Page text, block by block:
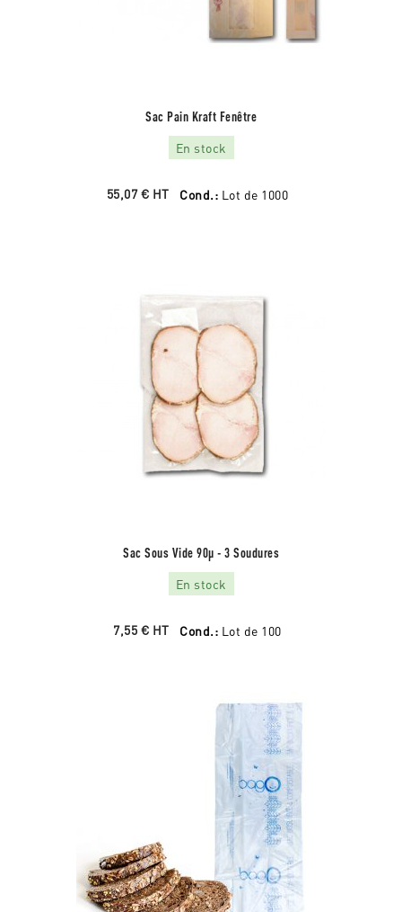
Sac Pain Kraft Fenêtre
En stock
55,07 € HT Cond.: Lot de 1000
Sac Sous Vide 90µ - 3 Soudures
En stock
7,55 € HT Cond.: Lot de 100